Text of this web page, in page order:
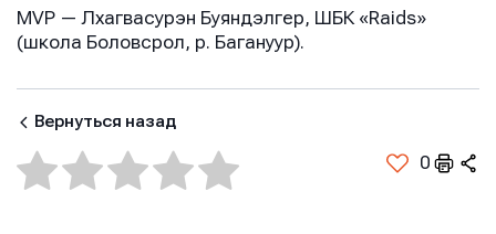
MVP — Лхагвасурэн Буяндэлгер, ШБК «Raids»
(школа Боловсрол, р. Багануур).
Вернуться назад
0